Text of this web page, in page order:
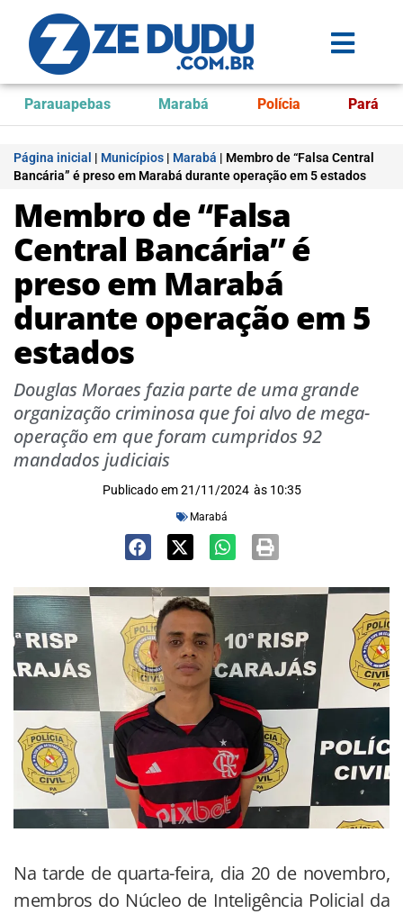
Parauapebas Marabá Polícia Pará
Página inicial | Municípios | Marabá | Membro de “Falsa Central
Bancária” é preso em Marabá durante operação em 5 estados
Membro de “Falsa
Central Bancária” é
preso em Marabá
durante operação em 5
estados
Douglas Moraes fazia parte de uma grande
organização criminosa que foi alvo de mega-
operação em que foram cumpridos 92
mandados judiciais
Publicado em 21/11/2024 às 10:35
Marabá
Na tarde de quarta-feira, dia 20 de novembro,
membros do Núcleo de Inteligência Policial da